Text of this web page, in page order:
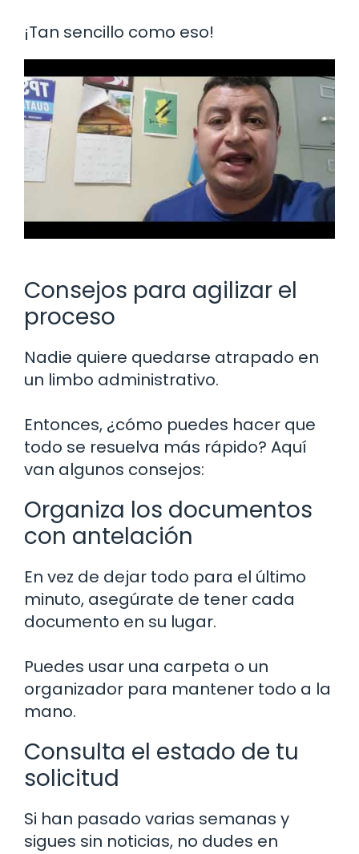
¡Tan sencillo como eso!
Consejos para agilizar el
proceso
Nadie quiere quedarse atrapado en
un limbo administrativo.
Entonces, ¿cómo puedes hacer que
todo se resuelva más rápido? Aquí
van algunos consejos:
Organiza los documentos
con antelación
En vez de dejar todo para el último
minuto, asegúrate de tener cada
documento en su lugar.
Puedes usar una carpeta o un
organizador para mantener todo a la
mano.
Consulta el estado de tu
solicitud
Si han pasado varias semanas y
sigues sin noticias, no dudes en